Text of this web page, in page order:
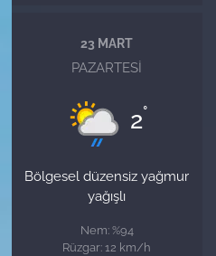
23 MART
PAZARTESI
2°
Bölgesel düzensiz yağmur
yağışlı
Nem: %94
Rüzgar: 12 km/h